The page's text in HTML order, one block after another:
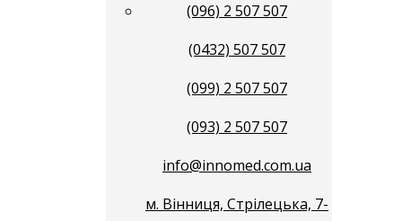
(096) 2 507 507
(0432) 507 507
(099) 2 507 507
(093) 2 507 507
info@innomed.com.ua
м. Вінниця, Стрілецька, 7-